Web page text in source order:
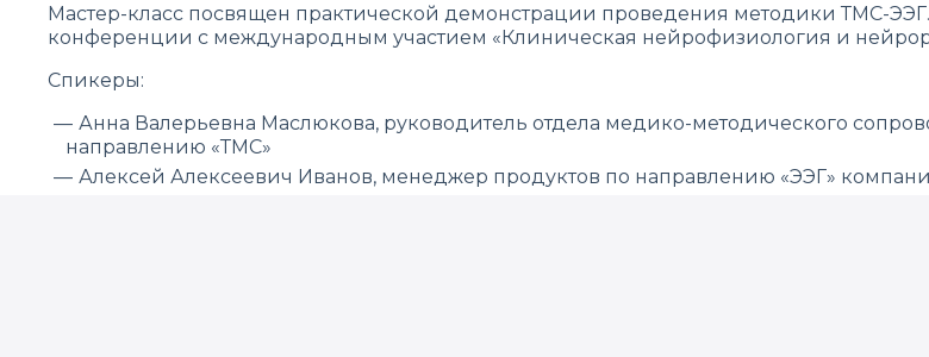
Мастер-класс посвящен практической демонстрации проведения методики ТМС-ЭЭГ.
конференции с международным участием «Клиническая нейрофизиология и
Спикеры:
Анна Валерьевна Маслюкова, руководитель отдела медико-методического
направлению «ТМС»
Алексей Алексеевич Иванов, менеджер продуктов по направлению «ЭЭГ»